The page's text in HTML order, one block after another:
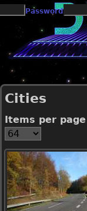
Password
Cities
Items per page